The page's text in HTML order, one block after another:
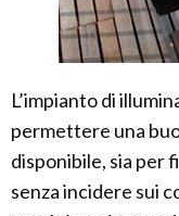
L’impianto di
permettere una
disponibile, sia per
senza incidere sui